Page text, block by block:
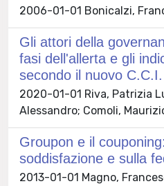
2006-01-01 Bonicalzi,
Gli attori della
fasi dell'allerta e gli
secondo il nuovo C.C.I.
2020-01-01 Riva, Patrizia
Alessandro; Comoli,
Groupon e il
soddisfazione e sulla
2013-01-01 Magno,